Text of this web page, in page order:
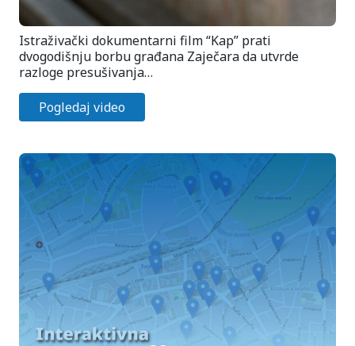
Istraživački dokumentarni film “Kap” prati
dvogodišnju borbu građana Zaječara da utvrde
razloge presušivanja…
Pogledaj video